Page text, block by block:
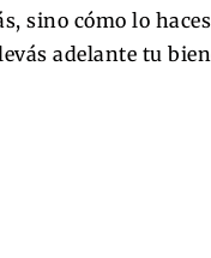
sino cómo lo
adelante tu